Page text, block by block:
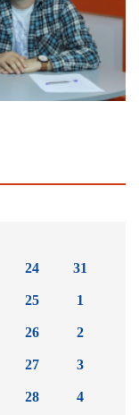
24
25
26
27
28
31
1
2
3
4